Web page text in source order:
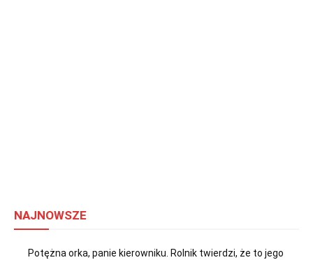
NAJNOWSZE
Potężna orka, panie kierowniku. Rolnik twierdzi, że to jego